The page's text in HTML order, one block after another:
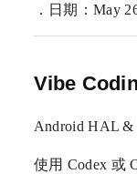
．日期：May
Vibe
Android HAL &
使用 Codex 或